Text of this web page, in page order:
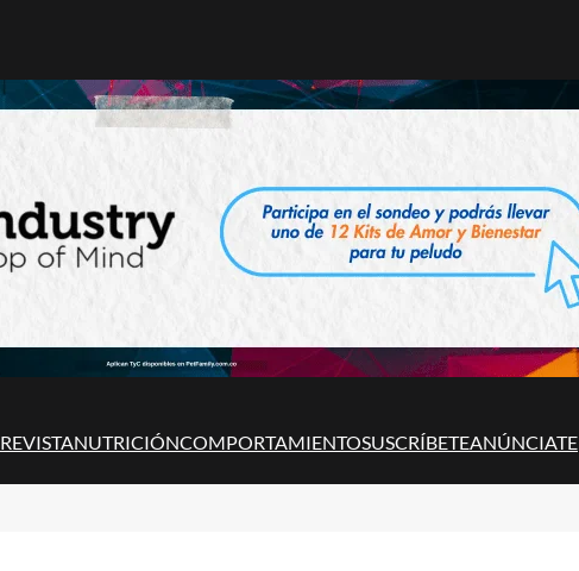
REVISTANUTRICIÓNCOMPORTAMIENTOSUSCRÍBETEANÚNCIATE